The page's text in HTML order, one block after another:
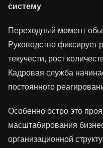
систему
Переходный момент
Руководство фиксирует
текучести, рост
Кадровая служба
постоянного
Особенно остро это
масштабирования
организационной